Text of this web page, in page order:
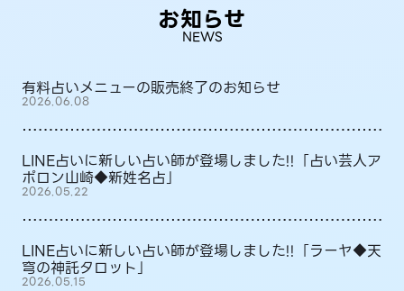
お知らせ
NEWS
有料占いメニューの販売終了のお知らせ
2026.06.08
LINE占いに新しい占い師が登場しました!!「占い芸人ア
ポロン山崎◆新姓名占」
2026.05.22
LINE占いに新しい占い師が登場しました!!「ラーヤ◆天
穹の神託タロット」
2026.05.15